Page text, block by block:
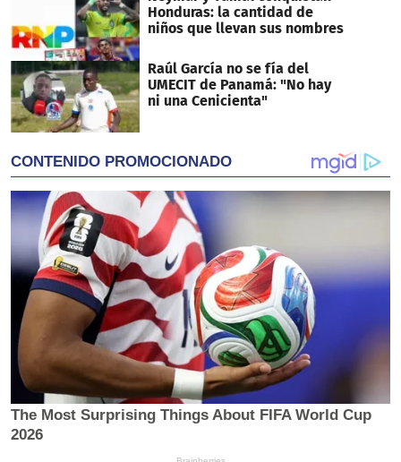
Honduras: la cantidad de
niños que llevan sus nombres
Raúl García no se fía del
UMECIT de Panamá: "No hay
ni una Cenicienta"